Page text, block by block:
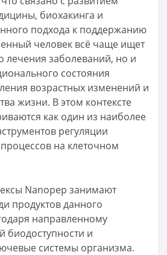
биохакинга и
подхода к поддержанию
человек всё чаще ищет
лечения заболеваний, но и
состояния
возрастных изменений и
жизни. В этом контексте
как один из наиболее
регуляции
на клеточном
Nanopep занимают
продуктов данного
направленному
биодоступности и
системы организма.